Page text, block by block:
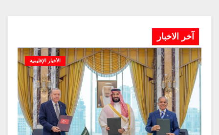
آخر الاخبار
الأخبار الإقليمية